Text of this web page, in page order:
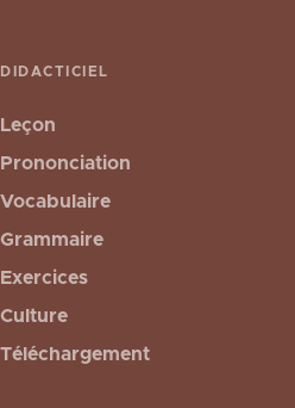
DIDACTICIEL
Leçon
Prononciation
Vocabulaire
Grammaire
Exercices
Culture
Téléchargement